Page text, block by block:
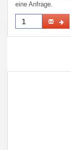
eine Anfrage.